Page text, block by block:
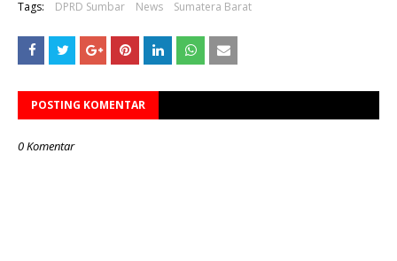
Tags: DPRD Sumbar News Sumatera Barat
POSTING KOMENTAR
0 Komentar